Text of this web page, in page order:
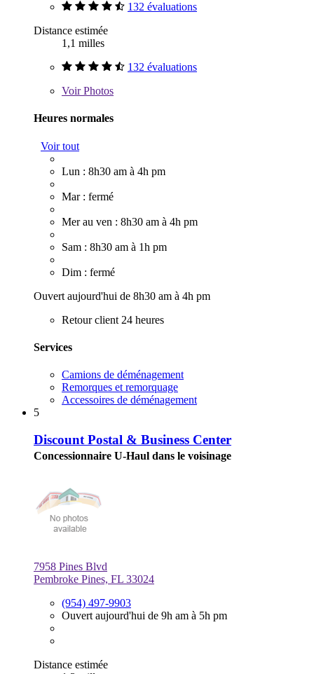
132 évaluations
Distance estimée
1,1 milles
132 évaluations
VoirPhotos
Heures normales
Voir tout
Lun : 8h30 am à 4h pm
Mar : fermé
Mer au ven : 8h30 am à 4h pm
Sam : 8h30 am à 1h pm
Dim : fermé
Ouvert aujourd'hui de 8h30 am à 4h pm
Retour client 24 heures
Services
Camions de déménagement
Remorques et remorquage
Accessoires de déménagement
5
Discount Postal & Business Center
Concessionnaire U-Haul dans le voisinage
7958 Pines Blvd
Pembroke Pines, FL 33024
(954) 497-9903
Ouvert aujourd'hui de 9h am à 5h pm
Distance estimée